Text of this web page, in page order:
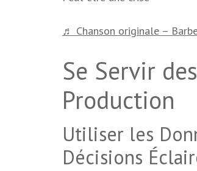
♬ Chanson originale –
Se Servir
Production
Utiliser les
Décisions